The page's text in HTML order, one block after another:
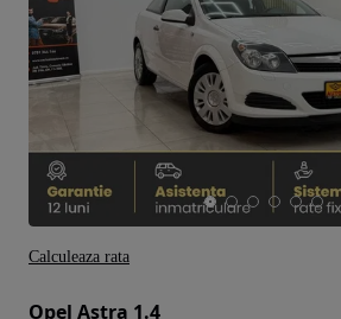
Opel Astra 1.4
Calculeaza rata